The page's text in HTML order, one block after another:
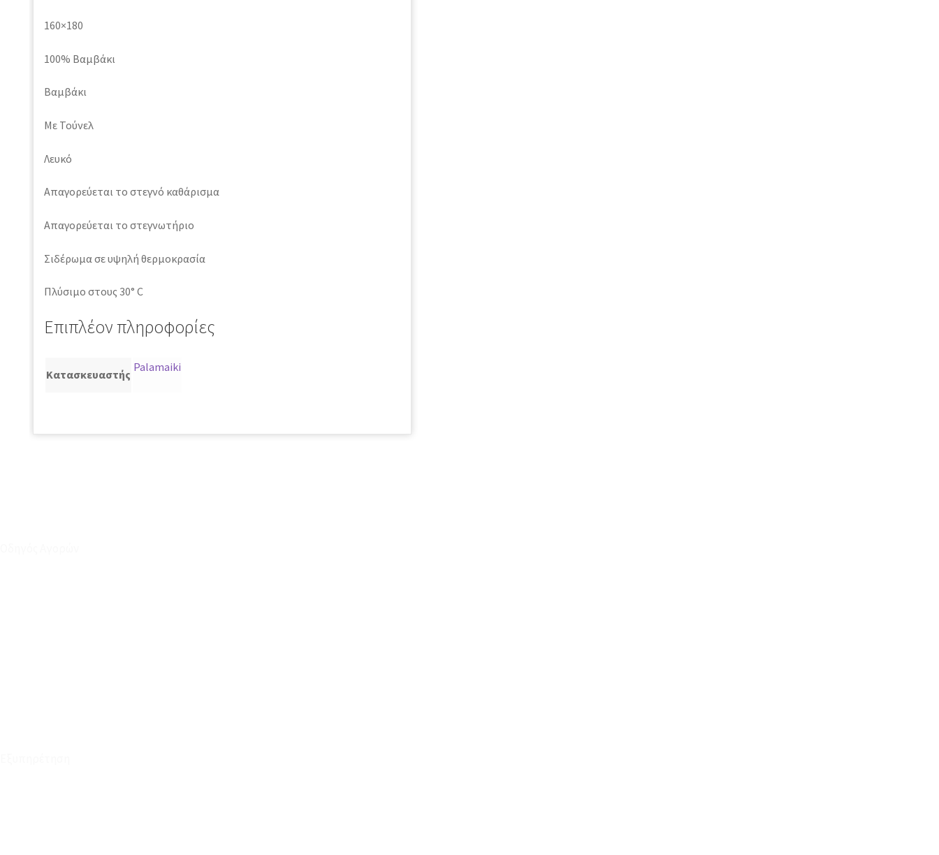
160×180
100% Βαμβάκι
Βαμβάκι
Με Τούνελ
Λευκό
Απαγορεύεται το στεγνό καθάρισμα
Απαγορεύεται το στεγνωτήριο
Σιδέρωμα σε υψηλή θερμοκρασία
Πλύσιμο στους 30° C
Επιπλέον πληροφορίες
Κατασκευαστής
Palamaiki